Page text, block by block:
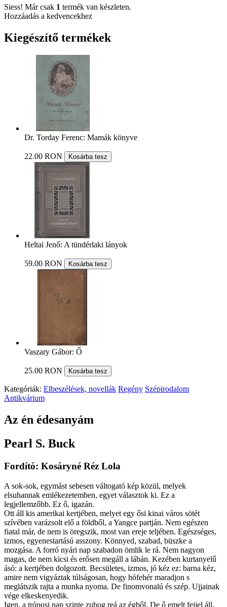
Siess! Már csak 1 termék van készleten.
Hozzáadás a kedvencekhez
Kiegészítő termékek
Dr. Torday Ferenc: Mamák könyve
22.00 RON Kosárba tesz
Heltai Jenő: A tündérlaki lányok
59.00 RON Kosárba tesz
Vaszary Gábor: Ő
25.00 RON Kosárba tesz
Kategóriák: Elbeszélések, novellák Regény Szépirodalom
Antikvárium
Az én édesanyám
Pearl S. Buck
Fordító: Kosáryné Réz Lola
A sok-sok, egymást sebesen váltogató kép közül, melyek
elsuhannak emlékezetemben, egyet választok ki. Ez a
legjellemzőbb. Ez ő, igazán.
Ott áll kis amerikai kertjében, melyet egy ősi kinai város sötét
szívében varázsolt elő a földből, a Yangce partján. Nem egészen
fiatal már, de nem is öregszik, most van ereje teljében. Egészséges,
izmos, egyenestartású asszony. Könnyed, szabad, büszke a
mozgása. A forró nyári nap szabadon ömlik le rá. Nem nagyon
magas, de nem kicsi és erősen megáll a lábán. Kezében kurtanyelű
ásó: a kertjében dolgozott. Becsületes, izmos, jó kéz ez: barna kéz,
amire nem vigyáztak túlságosan, hogy hófehér maradjon s
meglátszik rajta a munka nyoma. De finomvonalú és szép. Ujjainak
vége elkeskenyedik.
Igen, a trópusi nap szinte zuhog reá az égből. De ő emelt fejjel áll.